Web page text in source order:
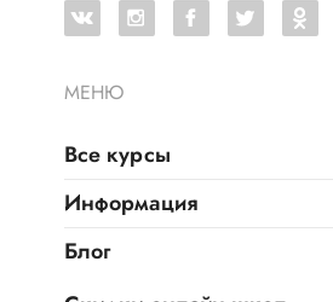
МЕНЮ
Все курсы
Информация
Блог